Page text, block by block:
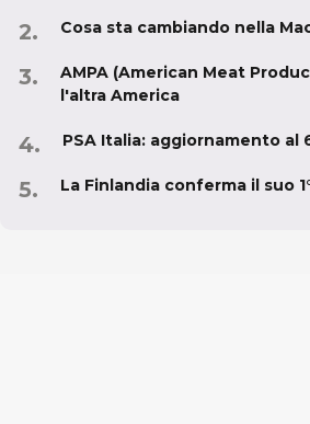
Cosa sta cambiando nella
AMPA (American Meat
l'altra America
PSA Italia: aggiornamento al
La Finlandia conferma il suo